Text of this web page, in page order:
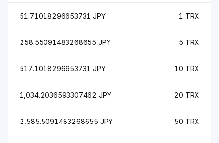
51.71018296653731 JPY 1 TRX
258.55091483268655 JPY 5 TRX
517.1018296653731 JPY 10 TRX
1,034.2036593307462 JPY 20 TRX
2,585.5091483268655 JPY 50 TRX